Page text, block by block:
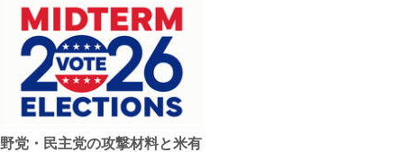
野党・民主党の攻撃材料と米有